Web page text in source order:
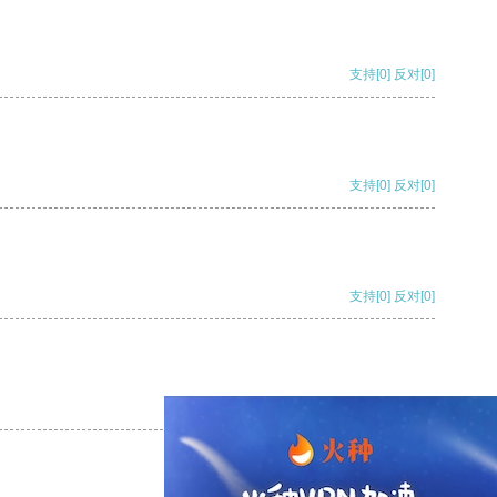
支持[0] 反对[0]
支持[0] 反对[0]
支持[0] 反对[0]